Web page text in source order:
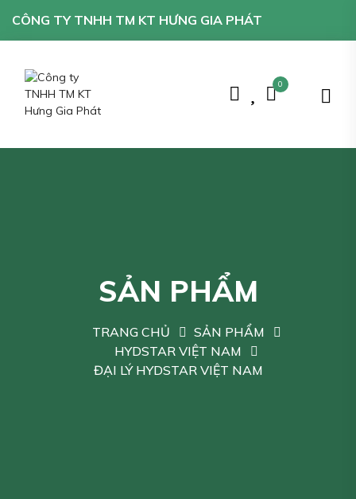
CÔNG TY TNHH TM KT HƯNG GIA PHÁT
0
SẢN PHẨM
TRANG CHỦ
SẢN PHẨM
HYDSTAR VIỆT NAM
ĐẠI LÝ HYDSTAR VIỆT NAM